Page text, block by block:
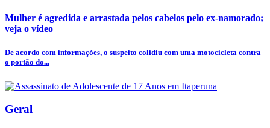
Mulher é agredida e arrastada pelos cabelos pelo ex-namorado;
veja o vídeo
De acordo com informações, o suspeito colidiu com uma motocicleta contra
o portão do...
Geral